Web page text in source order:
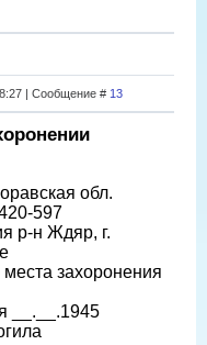
| Сообщение # 13
обл.
597
р-н Ждяр, г.
захоронения
__.__.1945